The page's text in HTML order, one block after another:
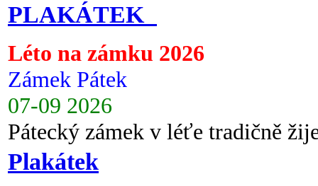
PLAKÁTEK
Léto na zámku 2026
Zámek Pátek
07-09 2026
Pátecký zámek v léťe tradičně
Plakátek